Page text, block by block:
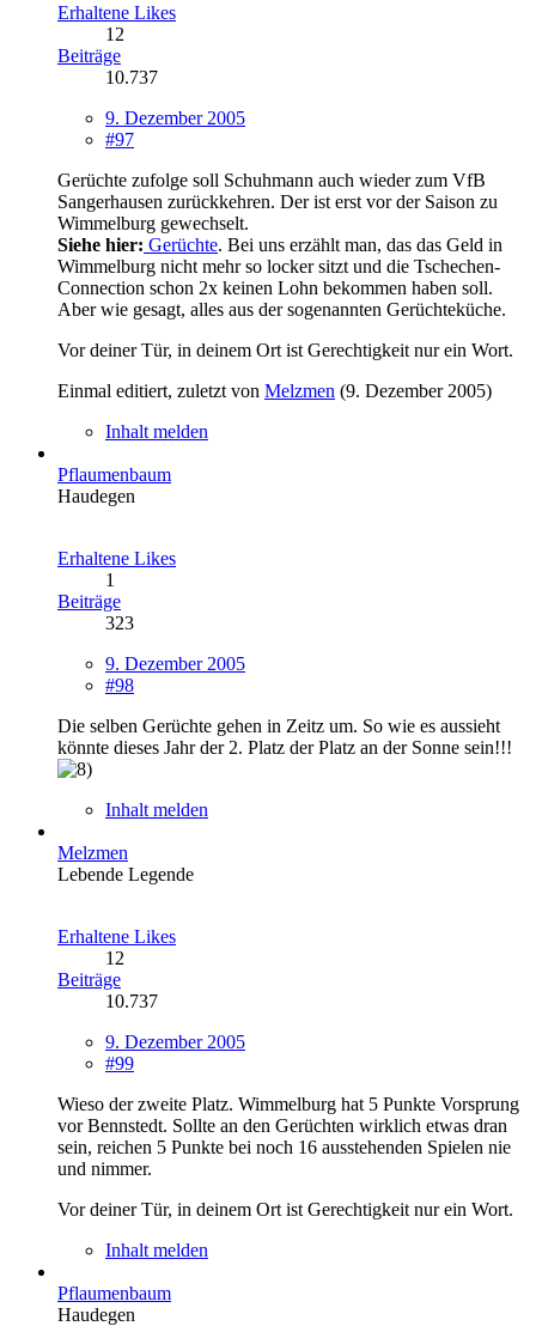
Erhaltene Likes
12
Beiträge
10.737
9. Dezember 2005
#97
Gerüchte zufolge soll Schuhmann auch wieder zum VfB
Sangerhausen zurückkehren. Der ist erst vor der Saison zu
Wimmelburg gewechselt.
Siehe hier: Gerüchte. Bei uns erzählt man, das das Geld in
Wimmelburg nicht mehr so locker sitzt und die Tschechen-
Connection schon 2x keinen Lohn bekommen haben soll.
Aber wie gesagt, alles aus der sogenannten Gerüchteküche.
Vor deiner Tür, in deinem Ort ist Gerechtigkeit nur ein Wort.
Einmal editiert, zuletzt von Melzmen (9. Dezember 2005)
Inhalt melden
Pflaumenbaum
Haudegen
Erhaltene Likes
1
Beiträge
323
9. Dezember 2005
#98
Die selben Gerüchte gehen in Zeitz um. So wie es aussieht
könnte dieses Jahr der 2. Platz der Platz an der Sonne sein!!!
Inhalt melden
Melzmen
Lebende Legende
Erhaltene Likes
12
Beiträge
10.737
9. Dezember 2005
#99
Wieso der zweite Platz. Wimmelburg hat 5 Punkte Vorsprung
vor Bennstedt. Sollte an den Gerüchten wirklich etwas dran
sein, reichen 5 Punkte bei noch 16 ausstehenden Spielen nie
und nimmer.
Vor deiner Tür, in deinem Ort ist Gerechtigkeit nur ein Wort.
Inhalt melden
Pflaumenbaum
Haudegen